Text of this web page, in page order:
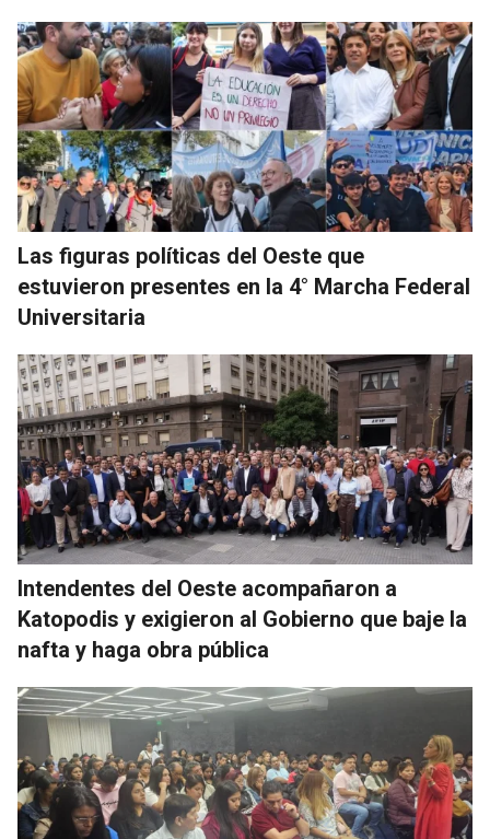
Las figuras políticas del Oeste que
estuvieron presentes en la 4° Marcha Federal
Universitaria
Intendentes del Oeste acompañaron a
Katopodis y exigieron al Gobierno que baje la
nafta y haga obra pública